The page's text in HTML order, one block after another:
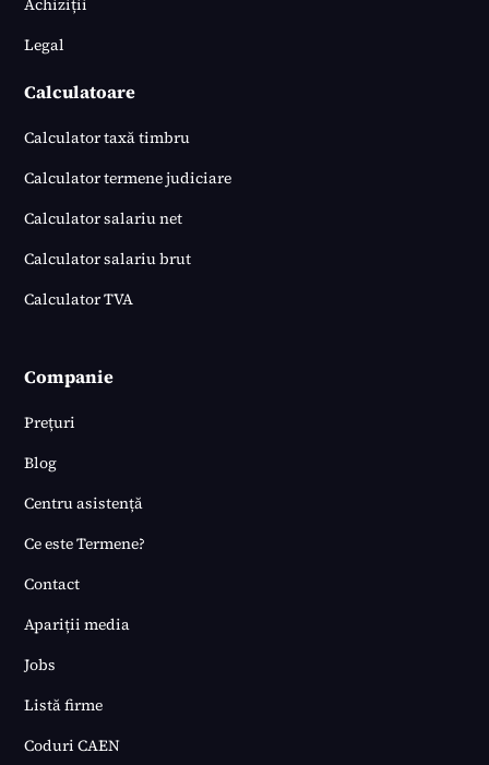
Achiziții
Legal
Calculatoare
Calculator taxă timbru
Calculator termene judiciare
Calculator salariu net
Calculator salariu brut
Calculator TVA
Companie
Prețuri
Blog
Centru asistență
Ce este Termene?
Contact
Apariții media
Jobs
Listă firme
Coduri CAEN